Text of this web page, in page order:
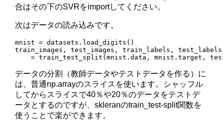
合はその下のSVRをimportしてください。
次はデータの読み込みです。
mnist = datasets.load_digits()
train_images, test_images, train_labels,
= train_test_split(mnist.data, mnist.target,
データの分割（教師データやテストデータを作る）に
は、普通np.arrayのスライスを使います。シャッフル
してからスライスで40％や20％のデータをテストデ
ータとするのですが、skleranのtrain_test-split関数を
使うことで楽ができます。